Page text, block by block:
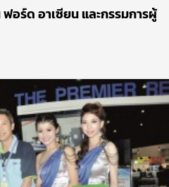
อร์ด อาเซียน และกรรมการผู้